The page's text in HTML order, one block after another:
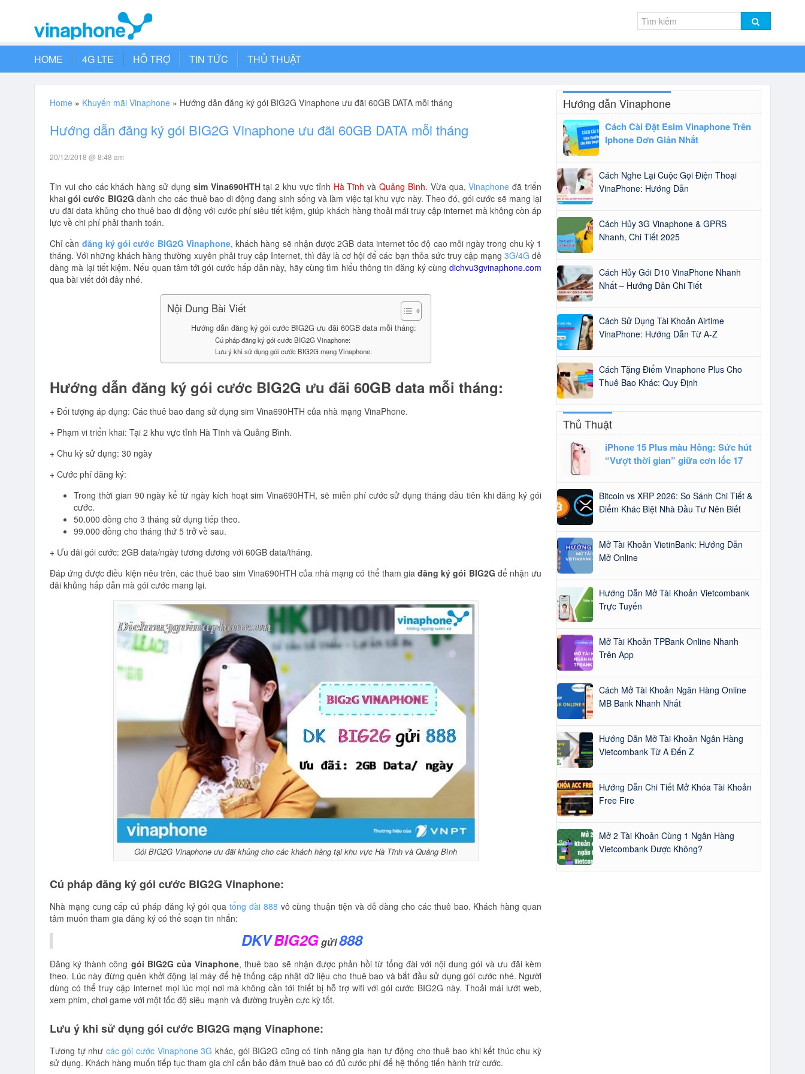
HOME 4G LTE HỖ TRỢ TIN TỨC THỦ THUẬT
Home » Khuyến mãi Vinaphone » Hướng dẫn đăng ký gói BIG2G Vinaphone ưu đãi 60GB DATA mỗi tháng
Hướng dẫn đăng ký gói BIG2G Vinaphone ưu đãi 60GB DATA mỗi tháng
20/12/2018 @ 8:48 am
Tin vui cho các khách hàng sử dụng sim Vina690HTHtại 2 khu vực tỉnh Hà Tĩnh vàQuảng Bình. Vừa qua,Vinaphone đã triển
khaigói cước BIG2G dành cho các thuê bao di động đang sinh sống và làm việc tại khu vực này. Theo đó, gói cước sẽ mang lại
ưu đãi data khủng cho thuê bao di động với cước phí siêu tiết kiệm, giúp khách hàng thoải mái truy cập internet mà không còn áp
lực về chi phí phải thanh toán.
Chỉ cần đăng ký gói cước BIG2G Vinaphone, khách hàng sẽ nhận được 2GB data internet tôc độ cao mỗi ngày trong chu kỳ 1
tháng. Với những khách hàng thường xuyên phải truy cập Internet, thì đây là cơ hội để các bạn thỏa sức truy cập mạng3G/4G dễ
dàng mà lại tiết kiệm. Nếu quan tâm tới gói cước hấp dẫn này, hãy cùng tìm hiểu thông tin đăng ký cùngdichvu3gvinaphone.com
qua bài viết dới đây nhé.
Nội Dung Bài Viết
Hướng dẫn đăng ký gói cước BIG2G ưu đãi 60GB data mỗi tháng:
Cú pháp đăng ký gói cước BIG2G Vinaphone:
Lưu ý khi sử dụng gói cước BIG2G mạng Vinaphone:
Hướng dẫn đăng ký gói cước BIG2G ưu đãi 60GB data mỗi tháng:
+ Đối tượng áp dụng: Các thuê bao đang sử dụng sim Vina690HTH của nhà mạng VinaPhone.
+ Phạm vi triển khai: Tại 2 khu vực tỉnh Hà Tĩnh và Quảng Bình.
+ Chu kỳ sử dụng: 30 ngày
+ Cước phí đăng ký:
Trong thời gian 90 ngày kể từ ngày kích hoạt sim Vina690HTH, sẽ miễn phí cước sử dụng tháng đầu tiên khi đăng ký gói
cước.
50.000 đồng cho 3 tháng sử dụng tiếp theo.
99.000 đồng cho tháng thứ 5 trở về sau.
+ Ưu đãi gói cước: 2GB data/ngày tương đương với 60GB data/tháng.
Đáp ứng được điều kiện nêu trên, các thuê bao sim Vina690HTH của nhà mạng có thể tham giađăng ký gói BIG2G để nhận ưu
đãi khủng hấp dẫn mà gói cước mang lại.
Gói BIG2G Vinaphone ưu đãi khủng cho các khách hàng tại khu vực Hà Tĩnh và Quảng Bình
Cú pháp đăng ký gói cước BIG2G Vinaphone:
Nhà mạng cung cấp cú pháp đăng ký gói quatổng đài 888 vô cùng thuận tiện và dễ dàng cho các thuê bao. Khách hàng quan
tâm muốn tham gia đăng ký có thể soạn tin nhắn:
DKVBIG2Ggửi888
Đăng ký thành công gói BIG2G của Vinaphone, thuê bao sẽ nhận được phản hồi từ tổng đài với nội dung gói và ưu đãi kèm
theo. Lúc này đừng quên khởi động lại máy để hệ thống cập nhật dữ liệu cho thuê bao và bắt đầu sử dụng gói cước nhé. Người
dùng có thể truy cập internet mọi lúc mọi nơi mà không cần tới thiết bị hỗ trợ wifi với gói cước BIG2G này. Thoải mái lướt web,
xem phim, chơi game với một tốc độ siêu mạnh và đường truyền cực kỳ tốt.
Lưu ý khi sử dụng gói cước BIG2G mạng Vinaphone:
Tương tự như các gói cước Vinaphone 3G khác, gói BIG2G cũng có tính năng gia hạn tự động cho thuê bao khi kết thúc chu kỳ
sử dụng. Khách hàng muốn tiếp tục tham gia chỉ cẩn bảo đảm thuê bao có đủ cước phí để hệ thống tiến hành trừ cước.
Hướng dẫn Vinaphone
Cách Cài Đặt Esim Vinaphone Trên
Iphone Đơn Giản Nhất
Cách Nghe Lại Cuộc Gọi Điện Thoại
VinaPhone: Hướng Dẫn
Cách Hủy 3G Vinaphone & GPRS
Nhanh, Chi Tiết 2025
Cách Hủy Gói D10 VinaPhone Nhanh
Nhất – Hướng Dẫn Chi Tiết
Cách Sử Dụng Tài Khoản Airtime
VinaPhone: Hướng Dẫn Từ A-Z
Cách Tặng Điểm Vinaphone Plus Cho
Thuê Bao Khác: Quy Định
Thủ Thuật
iPhone 15 Plus màu Hồng: Sức hút
“Vượt thời gian” giữa cơn lốc 17
Bitcoin vs XRP 2026: So Sánh Chi Tiết &
Điểm Khác Biệt Nhà Đầu Tư Nên Biết
Mở Tài Khoản VietinBank: Hướng Dẫn
Mở Online
Hướng Dẫn Mở Tài Khoản Vietcombank
Trực Tuyến
Mở Tài Khoản TPBank Online Nhanh
Trên App
Cách Mở Tài Khoản Ngân Hàng Online
MB Bank Nhanh Nhất
Hướng Dẫn Mở Tài Khoản Ngân Hàng
Vietcombank Từ A Đến Z
Hướng Dẫn Chi Tiết Mở Khóa Tài Khoản
Free Fire
Mở 2 Tài Khoản Cùng 1 Ngân Hàng
Vietcombank Được Không?